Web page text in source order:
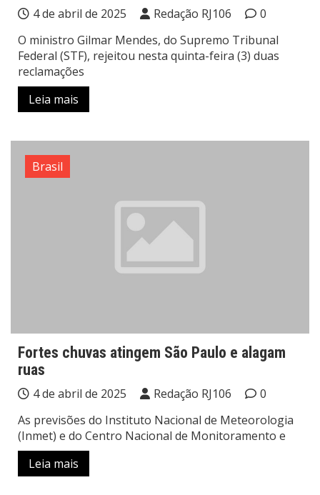
4 de abril de 2025 Redação RJ106
0
O ministro Gilmar Mendes, do Supremo Tribunal
Federal (STF), rejeitou nesta quinta-feira (3) duas
reclamações
Leia mais
Brasil
Fortes chuvas atingem São Paulo e alagam
ruas
4 de abril de 2025 Redação RJ106
0
As previsões do Instituto Nacional de Meteorologia
(Inmet) e do Centro Nacional de Monitoramento e
Leia mais